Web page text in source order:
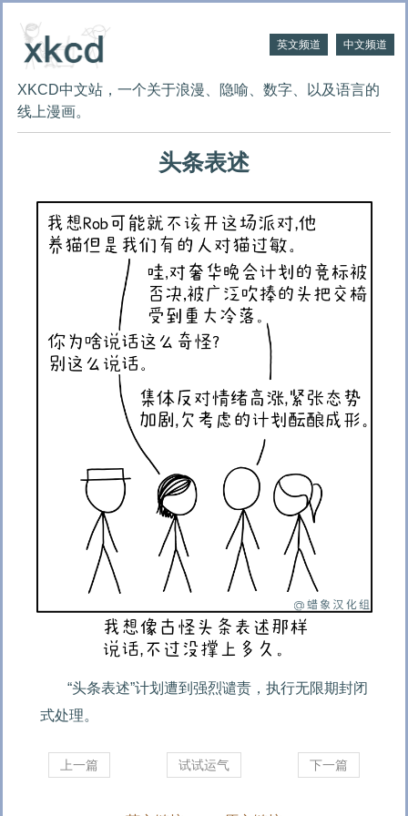
英文频道 中文频道
XKCD中文站，一个关于浪漫、隐喻、数字、以及语言的
线上漫画。
头条表述
“头条表述”计划遭到强烈谴责，执行无限期封闭
式处理。
上一篇 下一篇
试试运气